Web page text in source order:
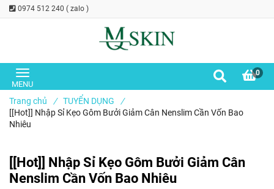
[[Hot]] Nhập Sỉ Kẹo Gôm Bưởi Giảm Cân
Nenslim Cần Vốn Bao Nhiêu
Trang chủ / TUYỂN DỤNG
/
[[Hot]] Nhập Sỉ Kẹo Gôm Bưởi Giảm Cân Nenslim Cần Vốn Bao
Nhiêu
0974 512 240 ( zalo )
0